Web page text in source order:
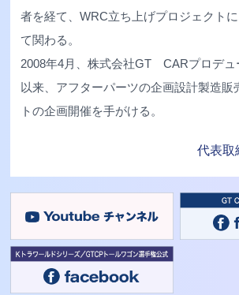
者を経て、WRC立ち上げプロジェクト
て関わる。
2008年4月、株式会社GT CARプロデュ
以来、アフターパーツの企画設計製造販
トの企画開催を手がける。
代表取